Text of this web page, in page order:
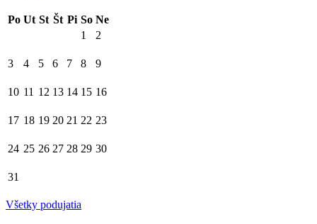
Po Ut St Št Pi So Ne
1
2
3 4 5 6 7 8 9
10 11 12 13 14 15 16
17 18 19 20 21 22 23
24 25 26 27 28 29 30
31
Všetky podujatia